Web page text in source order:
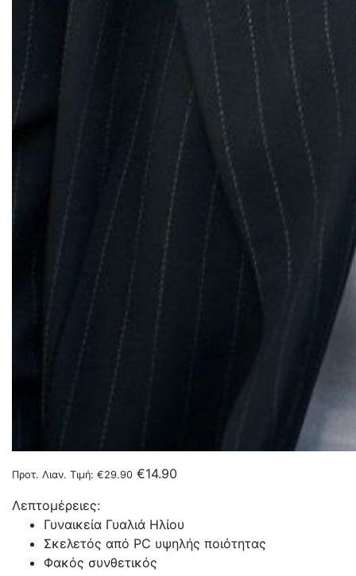
Προτ. Λιαν. Τιμή: €29.90 €14.90
Λεπτομέρειες:
Γυναικεία Γυαλιά Ηλίου
Σκελετός από PC υψηλής ποιότητας
Φακός συνθετικός